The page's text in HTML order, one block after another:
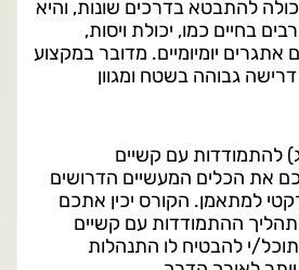
להתבטא בדרכים שונות, והיא
בחיים כמו, יכולת ויסות,
יומיומיים. מדובר במקצוע
גבוהה בשטח ומגוון
להתמודדות עם קשיים
את הכלים המעשיים הדרושים
למתאמן. הקורס יכין אתכם
ההתמודדות עם קשיים
י להבטיח לו התנהלות